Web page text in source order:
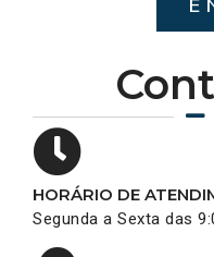
HORÁRIO DE
Segunda a Sexta das